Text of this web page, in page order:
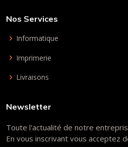
Nos Services
Informatique
Imprimerie
Livraisons
Newsletter
Toute l'actualité de notre
En vous inscrivant vous acceptez